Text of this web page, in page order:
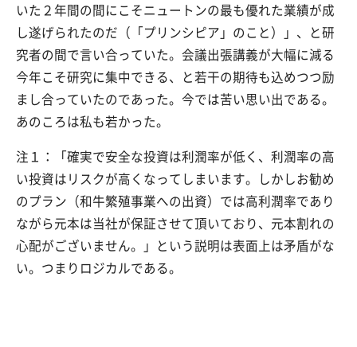
いた２年間の間にこそニュートンの最も優れた業績が成
し遂げられたのだ（「プリンシピア」のこと）」、と研
究者の間で言い合っていた。会議出張講義が大幅に減る
今年こそ研究に集中できる、と若干の期待も込めつつ励
まし合っていたのであった。今では苦い思い出である。
あのころは私も若かった。
注１：「確実で安全な投資は利潤率が低く、利潤率の高
い投資はリスクが高くなってしまいます。しかしお勧め
のプラン（和牛繁殖事業への出資）では高利潤率であり
ながら元本は当社が保証させて頂いており、元本割れの
心配がございません。」という説明は表面上は矛盾がな
い。つまりロジカルである。